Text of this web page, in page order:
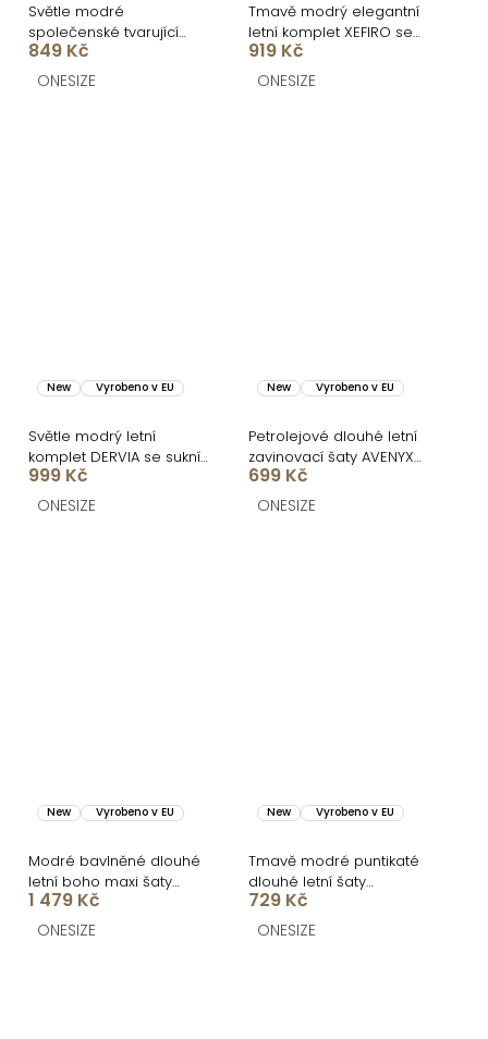
Světle modré
společenské tvarující
šaty FIAMMAR na jedno
rameno
849 Kč
ONESIZE
Tmavě modrý elegantní
letní komplet XEFIRO se
sukní
919 Kč
ONESIZE
New Vyrobeno v EU
Světle modrý letní
komplet DERVIA se sukní
a krajkou
999 Kč
ONESIZE
New Vyrobeno v EU
Petrolejové dlouhé letní
zavinovací šaty AVENYXA
s páskem
699 Kč
ONESIZE
New Vyrobeno v EU
Modré bavlněné dlouhé
letní boho maxi šaty
CELATIA
1 479 Kč
ONESIZE
New Vyrobeno v EU
Tmavě modré puntikaté
dlouhé letní šaty
UNIKRON s rozparkem
729 Kč
ONESIZE